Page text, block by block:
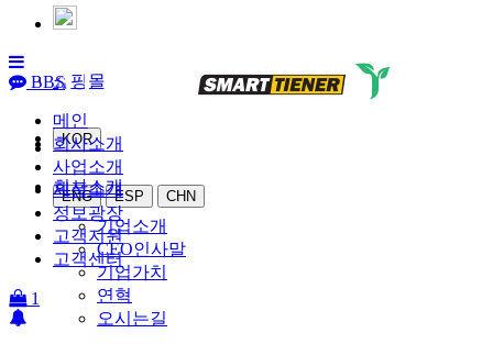
쇼핑몰
KOR
ENG ESP CHN
회사소개
기업소개
CEO인사말
기업가치
연혁
오시는길
BBS
메인
회사소개
사업소개
제품소개
정보광장
고객지원
고객센터
1